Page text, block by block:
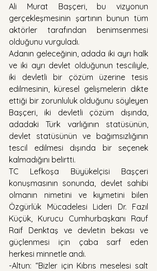
Ali Murat Başçeri, bu vizyonun
gerçekleşmesinin şartının bunun tüm
aktörler tarafından benimsenmesi
olduğunu vurguladı.
Adanın geleceğinin, adada iki ayrı halk
ve iki ayrı devlet olduğunun tesciliyle,
iki devletli bir çözüm üzerine tesis
edilmesinin, küresel gelişmelerin dikte
ettiği bir zorunluluk olduğunu söyleyen
Başçeri, iki devletli çözüm dışında,
adadaki Türk varlığının statüsünün,
devlet statüsünün ve bağımsızlığının
tescil edilmesi dışında bir seçenek
kalmadığını belirtti.
TC Lefkoşa Büyükelçisi Başçeri
konuşmasının sonunda, devlet sahibi
olmanın nimetini ve kıymetini bilen
Özgürlük Mücadelesi Lideri Dr. Fazıl
Küçük, Kurucu Cumhurbaşkanı Rauf
Raif Denktaş ve devletin bekası ve
güçlenmesi için çaba sarf eden
herkesi minnetle andı.
-Altun: “Bizler için Kıbrıs meselesi salt